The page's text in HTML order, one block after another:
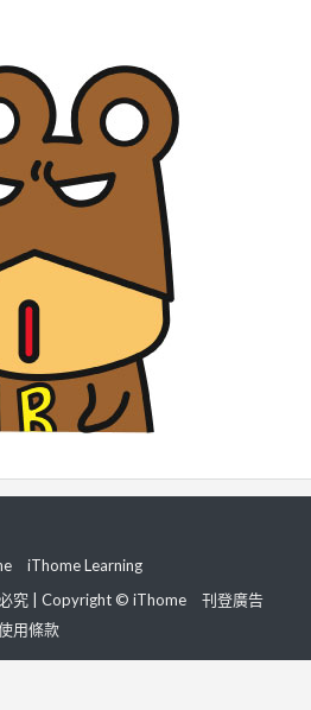
iThome Learning
究 | Copyright © iThome
刊登廣告
用條款